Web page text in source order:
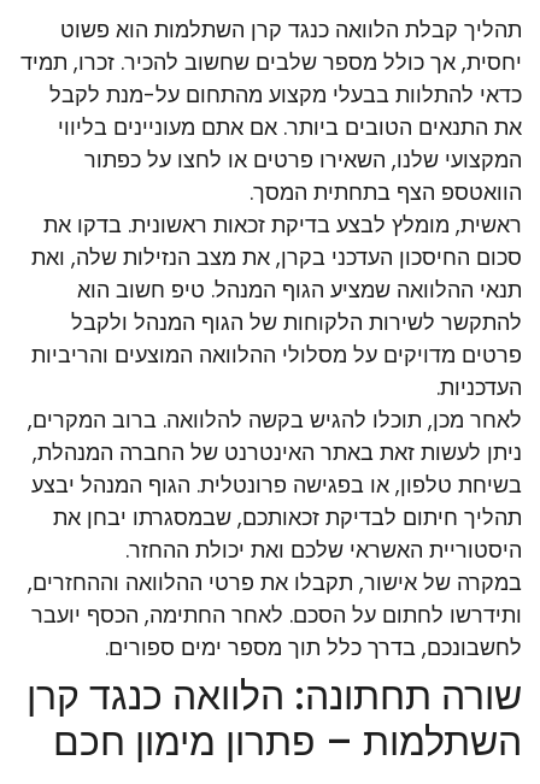
תהליך קבלת הלוואה כנגד קרן השתלמות הוא פשוט
יחסית, אך כולל מספר שלבים שחשוב להכיר. זכרו, תמיד
כדאי להתלוות בבעלי מקצוע מהתחום על-מנת לקבל
את התנאים הטובים ביותר. אם אתם מעוניינים בליווי
המקצועי שלנו, השאירו פרטים או לחצו על כפתור
הוואטספ הצף בתחתית המסך.
ראשית, מומלץ לבצע בדיקת זכאות ראשונית. בדקו את
סכום החיסכון העדכני בקרן, את מצב הנזילות שלה, ואת
תנאי ההלוואה שמציע הגוף המנהל. טיפ חשוב הוא
להתקשר לשירות הלקוחות של הגוף המנהל ולקבל
פרטים מדויקים על מסלולי ההלוואה המוצעים והריביות
העדכניות.
לאחר מכן, תוכלו להגיש בקשה להלוואה. ברוב המקרים,
ניתן לעשות זאת באתר האינטרנט של החברה המנהלת,
בשיחת טלפון, או בפגישה פרונטלית. הגוף המנהל יבצע
תהליך חיתום לבדיקת זכאותכם, שבמסגרתו יבחן את
היסטוריית האשראי שלכם ואת יכולת ההחזר.
במקרה של אישור, תקבלו את פרטי ההלוואה וההחזרים,
ותידרשו לחתום על הסכם. לאחר החתימה, הכסף יועבר
לחשבונכם, בדרך כלל תוך מספר ימים ספורים.
שורה תחתונה: הלוואה כנגד קרן
השתלמות – פתרון מימון חכם